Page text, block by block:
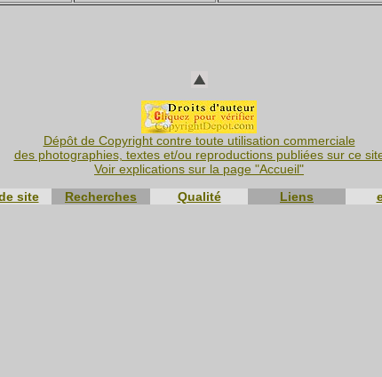
Dépôt de Copyright contre toute utilisation commerciale
des photographies, textes et/ou reproductions publiées sur ce
Voir explications sur la page "Accueil"
site
Recherches Qualité Liens